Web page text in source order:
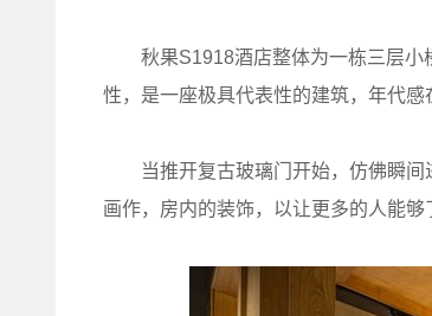
秋果S1918酒店整体为一栋三层小
性，是一座极具代表性的建筑，年代感
当推开复古玻璃门开始，仿佛瞬间
画作，房内的装饰，以让更多的人能